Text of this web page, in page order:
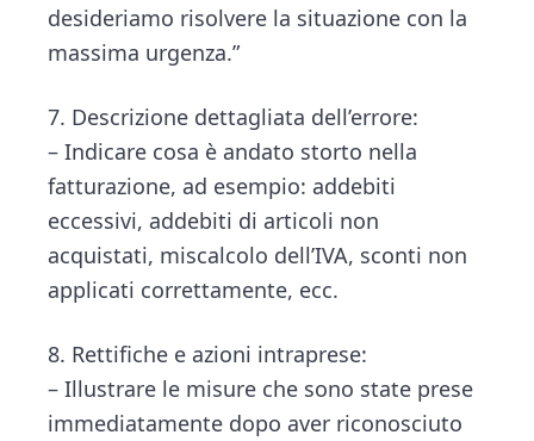
desideriamo risolvere la situazione con la
massima urgenza.”
7. Descrizione dettagliata dell’errore:
– Indicare cosa è andato storto nella
fatturazione, ad esempio: addebiti
eccessivi, addebiti di articoli non
acquistati, miscalcolo dell’IVA, sconti non
applicati correttamente, ecc.
8. Rettifiche e azioni intraprese:
– Illustrare le misure che sono state prese
immediatamente dopo aver riconosciuto